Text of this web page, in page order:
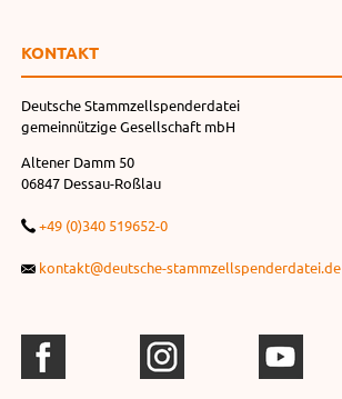
KONTAKT
Deutsche Stammzellspenderdatei
gemeinnützige Gesellschaft mbH
Altener Damm 50
06847 Dessau-Roßlau
+49 (0)340 519652-0
kontakt@deutsche-stammzellspenderdatei.de